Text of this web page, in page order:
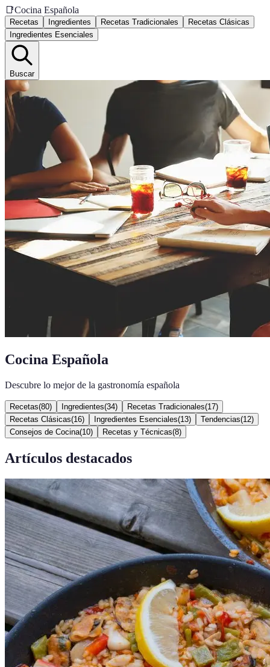
📑Cocina Española
Recetas Ingredientes Recetas Tradicionales
Recetas Clásicas
Ingredientes Esenciales
Buscar
Cocina Española
Descubre lo mejor de la gastronomía española
Recetas(80) Ingredientes(34) Recetas Tradicionales(17)
Recetas Clásicas(16) Ingredientes Esenciales(13) Tendencias(12)
Consejos de Cocina(10) Recetas y Técnicas(8)
Artículos destacados